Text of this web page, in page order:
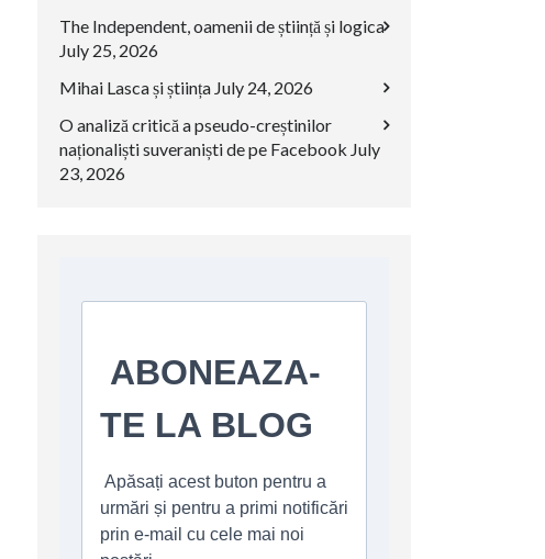
The Independent, oamenii de știință și logica
July 25, 2026
Mihai Lasca și știința July 24, 2026
O analiză critică a pseudo-creștinilor
naționaliști suveraniști de pe Facebook July
23, 2026